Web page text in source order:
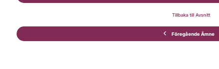
Föregående Ämne
Tillbaka till Avsnitt